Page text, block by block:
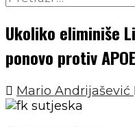
Ukoliko eliminiše
ponovo protiv
Mario Andrijašević